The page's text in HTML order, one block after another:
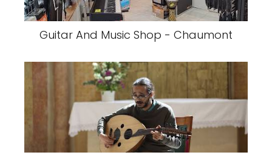
Guitar And Music Shop - Chaumont